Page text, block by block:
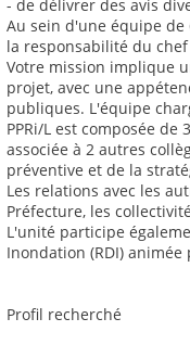
- de délivrer des avis
Au sein d'une équipe de
la responsabilité du
Votre mission implique
projet, avec une
publiques. L'équipe
PPRi/L est composée
associée à 2 autres
préventive et de la
Les relations avec les
Préfecture, les
L'unité participe
Inondation (RDI)
Profil recherché